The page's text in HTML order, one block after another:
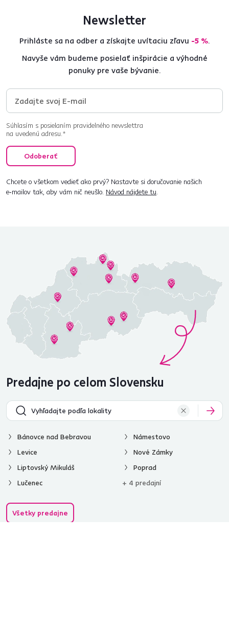
Newsletter
Prihláste sa na odber a získajte uvítaciu zľavu -5 %.
Navyše vám budeme posielať inšpirácie a výhodné
ponuky pre vaše bývanie.
Súhlasím s posielaním pravidelného newslettra
na uvedenú adresu.*
Odoberať
Chcete o všetkom vedieť ako prvý? Nastavte si doručovanie našich
e‑mailov tak, aby vám nič neušlo. Návod nájdete tu.
Predajne po celom Slovensku
Bánovce nad Bebravou
Levice
Liptovský Mikuláš
Lučenec
Námestovo
Nové Zámky
Poprad
+ 4 predajní
Všetky predajne